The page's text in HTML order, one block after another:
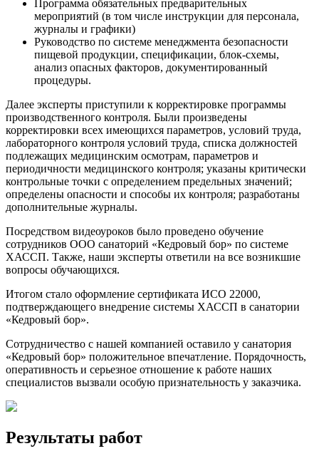
Программа обязательных предварительных
мероприятий (в том числе инструкции для персонала,
журналы и графики)
Руководство по системе менеджмента безопасности
пищевой продукции, спецификации, блок-схемы,
анализ опасных факторов, документированный
процедуры.
Далее эксперты приступили к корректировке программы
производственного контроля. Были произведены
корректировки всех имеющихся параметров, условий труда,
лабораторного контроля условий труда, списка должностей
подлежащих медицинским осмотрам, параметров и
периодичности медицинского контроля; указаны критически
контрольные точки с определением предельных значений;
определены опасности и способы их контроля; разработаны
дополнительные журналы.
Посредством видеоуроков было проведено обучение
сотрудников ООО санаторий «Кедровый бор» по системе
ХАССП. Также, наши эксперты ответили на все возникшие
вопросы обучающихся.
Итогом стало оформление сертификата ИСО 22000,
подтверждающего внедрение системы ХАССП в санатории
«Кедровый бор».
Сотрудничество с нашей компанией оставило у санатория
«Кедровый бор» положительное впечатление. Порядочность,
оперативность и серьезное отношение к работе наших
специалистов вызвали особую признательность у заказчика.
Результаты работ